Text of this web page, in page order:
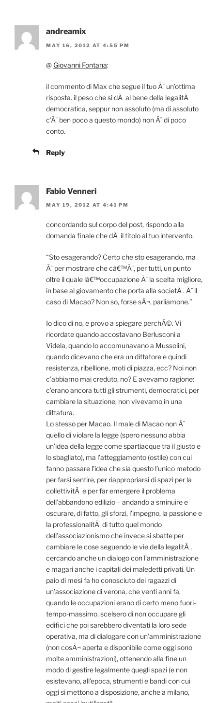
andreamix
MAY 16, 2012 AT 4:55 PM
@ Giovanni Fontana:
il commento di Max che segue il tuo Ã¨ un’ottima
risposta. il peso che si dÃ al bene della legalitÃ
democratica, seppur non assoluto (ma di assoluto
c’Ã¨ ben poco a questo mondo) non Ã¨ di poco
conto.
Reply
Fabio Venneri
MAY 19, 2012 AT 4:41 PM
concordando sul corpo del post, rispondo alla
domanda finale che dÃ il titolo al tuo intervento.
“Sto esagerando? Certo che sto esagerando, ma
Ã¨ per mostrare che câ€™Ã¨, per tutti, un punto
oltre il quale lâ€™occupazione Ã¨ la scelta migliore,
in base al giovamento che porta alla societÃ . Ãˆ il
caso di Macao? Non so, forse sÃ¬, parliamone.”
Io dico di no, e provo a spiegare perchÃ©. Vi
ricordate quando accostavano Berlusconi a
Videla, quando lo accomunavano a Mussolini,
quando dicevano che era un dittatore e quindi
resistenza, ribellione, moti di piazza, ecc? Noi non
c’abbiamo mai creduto, no? E avevamo ragione:
c’erano ancora tutti gli strumenti, democratici, per
cambiare la situazione, non vivevamo in una
dittatura.
Lo stesso per Macao. Il male di Macao non Ã¨
quello di violare la legge (spero nessuno abbia
un’idea della legge come spartiacque tra il giusto e
lo sbagliato), ma l’atteggiamento (ostile) con cui
fanno passare l’idea che sia questo l’unico metodo
per farsi sentire, per riappropriarsi di spazi per la
collettivitÃ e per far emergere il problema
dell’abbandono edilizio – andando a sminuire e
oscurare, di fatto, gli sforzi, l’impegno, la passione e
la professionalitÃ di tutto quel mondo
dell’associazionismo che invece si sbatte per
cambiare le cose seguendo le vie della legalitÃ ,
cercando anche un dialogo con l’amministrazione
e magari anche i capitali dei maledetti privati. Un
paio di mesi fa ho conosciuto dei ragazzi di
un’associazione di verona, che venti anni fa,
quando le occupazioni erano di certo meno fuori-
tempo-massimo, scelsero di non occupare gli
edifici che poi sarebbero diventati la loro sede
operativa, ma di dialogare con un’amministrazione
(non cosÃ¬ aperta e disponibile come oggi sono
molte amministrazioni), ottenendo alla fine un
modo di gestire legalmente quegli spazi (e non
esistevano, all’epoca, strumenti e bandi con cui
oggi si mettono a disposizione, anche a milano,